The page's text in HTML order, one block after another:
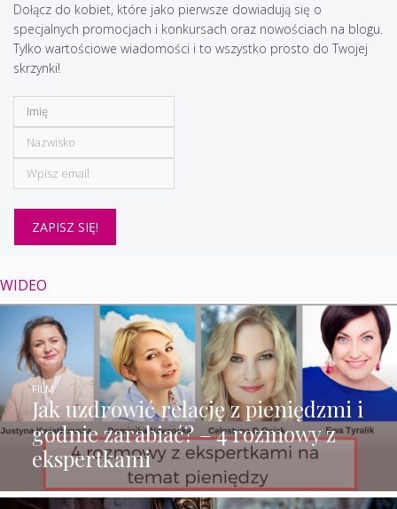
Dołącz do kobiet, które jako pierwsze dowiadują się o
specjalnych promocjach i konkursach oraz nowościach na blogu.
Tylko wartościowe wiadomości i to wszystko prosto do Twojej
skrzynki!
WIDEO
Jak uzdrowić relację z pieniędzmi i
godnie zarabiać? – 4 rozmowy z
ekspertkami
FILM